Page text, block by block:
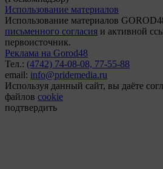
Использование материалов
Использование материалов
письменного согласия и активной
первоисточник.
Реклама на Gorod48
Тел.: (4742) 74-08-08, 77-55-88
email: info@pridemedia.ru
Используя данный сайт, вы даёте
файлов cookie
подтвердить